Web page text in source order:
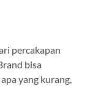
percakapan
bisa
yang kurang,